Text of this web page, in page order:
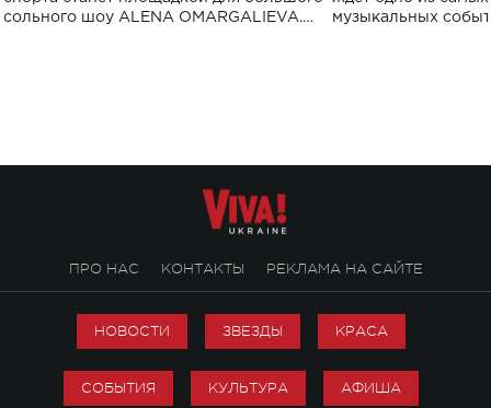
сольного шоу ALENA OMARGALIEVA.
музыкальных
ПРО НАС КОНТАКТЫ РЕКЛАМА НА САЙТЕ
НОВОСТИ ЗВЕЗДЫ КРАСА
СОБЫТИЯ КУЛЬТУРА АФИША